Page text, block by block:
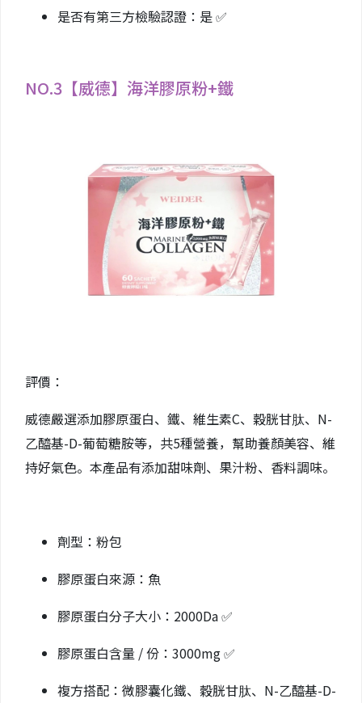
是否有第三方檢驗認證：是 ✅
NO.3【威德】海洋膠原粉+鐵
評價：
威德嚴選添加膠原蛋白、鐵、維生素C、穀胱甘肽、N-
乙醯基-D-葡萄糖胺等，共5種營養，幫助養顏美容、維
持好氣色。本產品有添加甜味劑、果汁粉、香料調味。
劑型：粉包
膠原蛋白來源：魚
膠原蛋白分子大小：2000Da ✅
膠原蛋白含量 / 份：3000mg ✅
複方搭配：微膠囊化鐵、穀胱甘肽、N-乙醯基-D-